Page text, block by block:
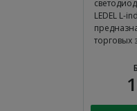
LEDEL L-
торговых